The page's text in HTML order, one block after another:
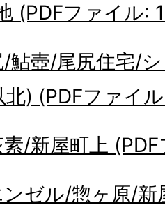
(PDFファイル:
鮎壺/尾尻住宅/
北) (PDFファイ
/新屋町上
ゼル/惣ヶ原/新